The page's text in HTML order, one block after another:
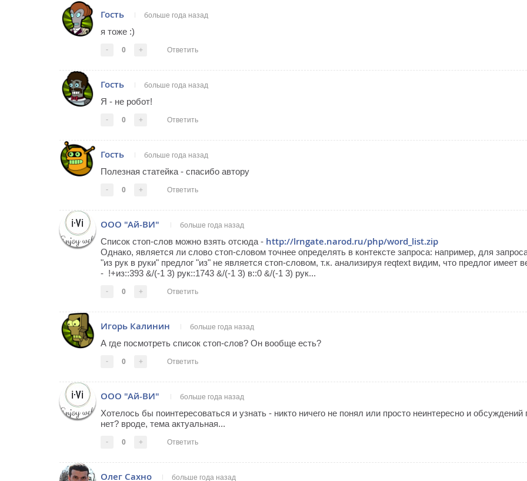
Гость больше года назад
я тоже :)
- 0 + Ответить
Гость больше года назад
Я - не робот!
- 0 + Ответить
Гость больше года назад
Полезная статейка - спасибо автору
- 0 + Ответить
ООО "Ай-ВИ" больше года назад
Список стоп-слов можно взять отсюда - http://lrngate.narod.ru/php/word_list.zip
Однако, является ли слово стоп-словом точнее определять в контексте запроса: например, для
"из рук в руки" предлог "из" не является стоп-словом, т.к. анализируя reqtext видим, что предлог имеет
- !+из::393 &/(-1 3) рук::1743 &/(-1 3) в::0 &/(-1 3) рук...
- 0 + Ответить
Игорь Калинин больше года назад
А где посмотреть список стоп-слов? Он вообще есть?
- 0 + Ответить
ООО "Ай-ВИ" больше года назад
Хотелось бы поинтересоваться и узнать - никто ничего не понял или просто неинтересно и обсуждений
нет? вроде, тема актуальная...
- 0 + Ответить
Олег Сахно больше года назад